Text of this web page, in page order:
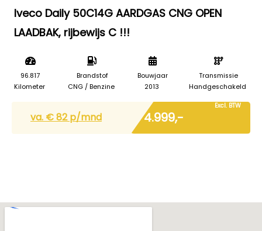
Iveco Daily 50C14G AARDGAS CNG OPEN
LAADBAK, rijbewijs C !!!
96.817
Kilometer
Brandstof
CNG / Benzine
Bouwjaar
2013
Transmissie
Handgeschakeld
va. €82p/mnd € 4.999,-
Excl. BTW